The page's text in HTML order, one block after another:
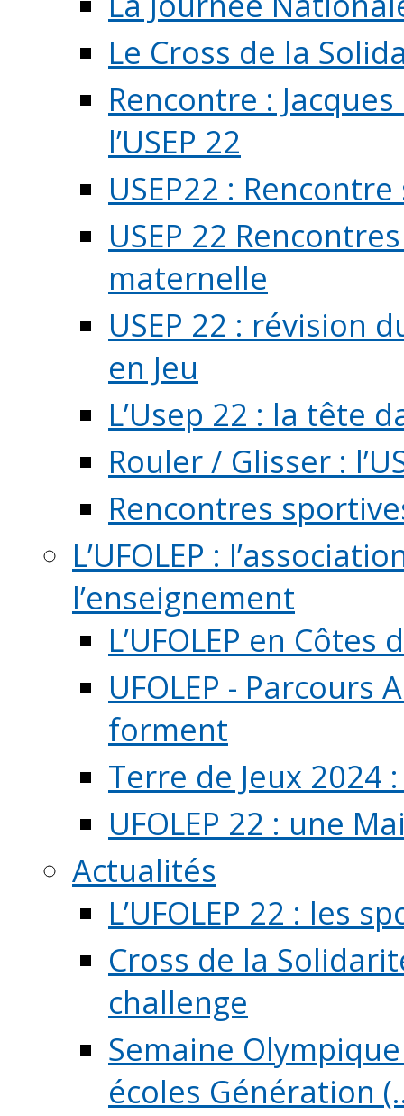
Le Cross de la
Rencontre :
l’USEP 22
USEP22 :
USEP 22
maternelle
USEP 22 : révision
en Jeu
L’Usep 22 : la tête
Rouler / Glisser :
Rencontres
L’UFOLEP :
l’enseignement
L’UFOLEP en Côtes
UFOLEP -
forment
Terre de Jeux 2024
UFOLEP 22 : une
Actualités
L’UFOLEP 22 : les
Cross de la
challenge
Semaine
écoles Génération